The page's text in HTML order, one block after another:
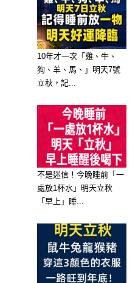
10年才一次「雞、牛、
狗、羊、馬、」明天7號
立秋，記...
不是迷信！今晚睡前「一
處放1杯水」明天立秋
「早上」睡...